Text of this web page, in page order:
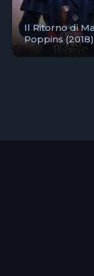
Il Ritorno di
Poppins (2018)